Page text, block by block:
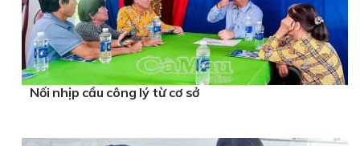
Nối nhịp cầu công lý từ cơ sở